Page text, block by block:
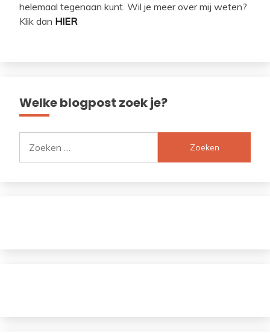
helemaal tegenaan kunt. Wil je meer over mij weten?
Klik dan HIER
Welke blogpost zoek je?
naar: